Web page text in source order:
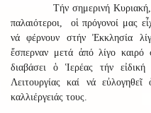
Τήν σημερινή
παλαιότεροι, οἱ πρόγονοί μας
νά φέρνουν στήν Ἐκκλησία
ἔσπερναν μετά ἀπό λίγο
διαβάσει ὁ Ἱερέας τήν
Λειτουργίας καί νά
καλλιέργειάς τους.